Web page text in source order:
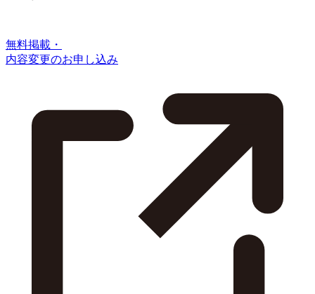
無料掲載・
内容変更のお申し込み